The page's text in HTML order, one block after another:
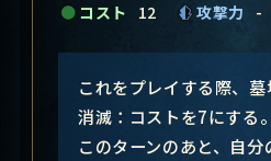
コスト 12 攻撃力 -
これをプレイする際、
消滅：コストを7にする。
このターンのあと、自